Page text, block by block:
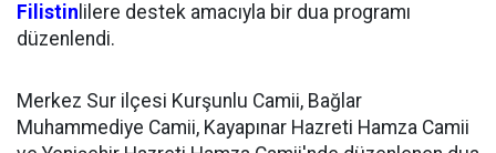
Filistin lilere destek amacıyla bir dua programı
düzenlendi.
Merkez Sur ilçesi Kurşunlu Camii, Bağlar
Muhammediye Camii, Kayapınar Hazreti Hamza Camii